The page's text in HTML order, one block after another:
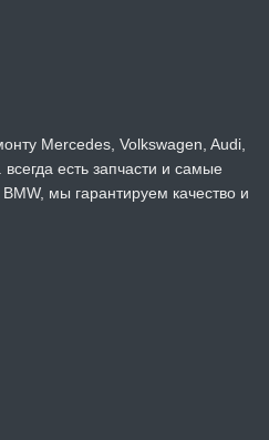
Mercedes, Volkswagen, Audi,
есть запчасти и самые
мы гарантируем качество и